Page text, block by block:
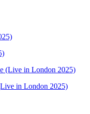
in London 2025)